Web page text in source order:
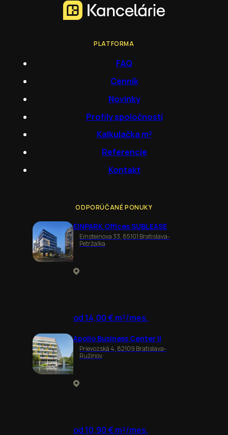
PLATFORMA
FAQ
Cenník
Novinky
Profily spoločností
Kalkulačka m²
Referencie
Kontakt
ODPORÚČANÉ PONUKY
EINPARK Offices SUBLEASE
Einsteinova 33, 85101 Bratislava-
Petržalka
od 14,00 € m²/mes.
Apollo Business Center II
Prievozská 4, 82109 Bratislava-
Ružinov
od 10,90 € m²/mes.